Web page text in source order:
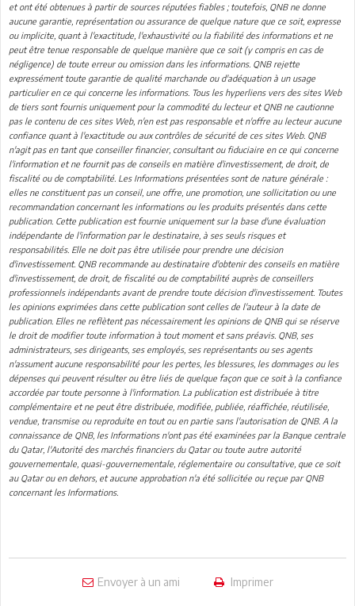
et ont été obtenues à partir de sources réputées fiables ; toutefois, QNB ne donne
aucune garantie, représentation ou assurance de quelque nature que ce soit, expresse
ou implicite, quant à l'exactitude, l'exhaustivité ou la fiabilité des informations et ne
peut être tenue responsable de quelque manière que ce soit (y compris en cas de
négligence) de toute erreur ou omission dans les informations. QNB rejette
expressément toute garantie de qualité marchande ou d'adéquation à un usage
particulier en ce qui concerne les informations. Tous les hyperliens vers des sites Web
de tiers sont fournis uniquement pour la commodité du lecteur et QNB ne cautionne
pas le contenu de ces sites Web, n'en est pas responsable et n'offre au lecteur aucune
confiance quant à l'exactitude ou aux contrôles de sécurité de ces sites Web. QNB
n'agit pas en tant que conseiller financier, consultant ou fiduciaire en ce qui concerne
l'information et ne fournit pas de conseils en matière d'investissement, de droit, de
fiscalité ou de comptabilité. Les Informations présentées sont de nature générale :
elles ne constituent pas un conseil, une offre, une promotion, une sollicitation ou une
recommandation concernant les informations ou les produits présentés dans cette
publication. Cette publication est fournie uniquement sur la base d'une évaluation
indépendante de l'information par le destinataire, à ses seuls risques et
responsabilités. Elle ne doit pas être utilisée pour prendre une décision
d'investissement. QNB recommande au destinataire d'obtenir des conseils en matière
d'investissement, de droit, de fiscalité ou de comptabilité auprès de conseillers
professionnels indépendants avant de prendre toute décision d'investissement. Toutes
les opinions exprimées dans cette publication sont celles de l'auteur à la date de
publication. Elles ne reflètent pas nécessairement les opinions de QNB qui se réserve
le droit de modifier toute information à tout moment et sans préavis. QNB, ses
administrateurs, ses dirigeants, ses employés, ses représentants ou ses agents
n'assument aucune responsabilité pour les pertes, les blessures, les dommages ou les
dépenses qui peuvent résulter ou être liés de quelque façon que ce soit à la confiance
accordée par toute personne à l'information. La publication est distribuée à titre
complémentaire et ne peut être distribuée, modifiée, publiée, réaffichée, réutilisée,
vendue, transmise ou reproduite en tout ou en partie sans l'autorisation de QNB. A la
connaissance de QNB, les Informations n'ont pas été examinées par la Banque centrale
du Qatar, l'Autorité des marchés financiers du Qatar ou toute autre autorité
gouvernementale, quasi-gouvernementale, réglementaire ou consultative, que ce soit
au Qatar ou en dehors, et aucune approbation n'a été sollicitée ou reçue par QNB
concernant les Informations.
Envoyer à un ami Imprimer